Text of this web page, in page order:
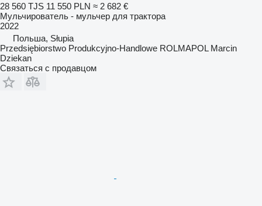
28 560 TJS 11 550 PLN ≈ 2 682 €
Мульчирователь - мульчер для трактора
2022
Польша, Słupia
Przedsiębiorstwo Produkcyjno-Handlowe ROLMAPOL Marcin
Dziekan
Связаться с продавцом